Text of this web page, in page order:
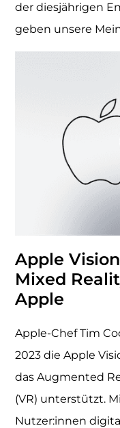
der diesjährigen
geben unsere
Apple
Mixed
Apple
Apple-Chef Tim
2023 die Apple
das Augmented
(VR) unterstützt.
Nutzer:innen